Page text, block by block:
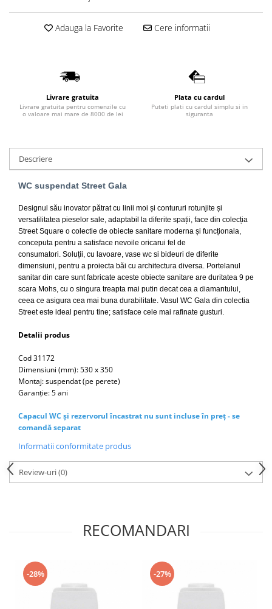
Lavoare
Lavoare freestanding
Lavoare pe mobilier
Lavoare incastrabile
Lavoare suspendate,semipiedestal
Bideuri stative
Bideuri suspendate
Vase WC suspendate
WC pentru persoane cu dizabilitati
Capace
Capace WC softclose
Capace WC clasice
Capace bideuri
Pisoare
Adauga la Favorite Cere informatii
Livrare gratuita
Livrare gratuita pentru comenzile cu
o valoare mai mare de 8000 de lei
Plata cu cardul
Puteti plati cu cardul simplu si in
siguranta
Descriere
WC suspendat Street Gala
Designul său inovator pătrat cu linii moi și contururi rotunjite și
versatilitatea pieselor sale, adaptabil la diferite spații, face din colecția
Street Square o colectie de obiecte sanitare moderna și funcționala,
conceputa pentru a satisface nevoile oricarui fel de
consumatori. Soluții, cu lavoare, vase wc si bideuri de diferite
dimensiuni, pentru a proiecta băi cu architectura diversa. Portelanul
sanitar din care sunt fabricate aceste obiecte sanitare are duritatea 9 pe
scara Mohs, cu o singura treapta mai putin decat cea a diamantului,
ceea ce asigura cea mai buna durabilitate. Vasul WC Gala din colectia
Street este ideal pentru tine; satisface cele mai rafinate gusturi.
Detalii produs
Cod 31172
Dimensiuni (mm): 530 x 350
Montaj: suspendat (pe perete)
Garanție: 5 ani
Capacul WC și rezervorul încastrat nu sunt incluse în preț - se
comandă separat
Informatii conformitate produs
Review-uri(0)
RECOMANDARI
-28% -27%